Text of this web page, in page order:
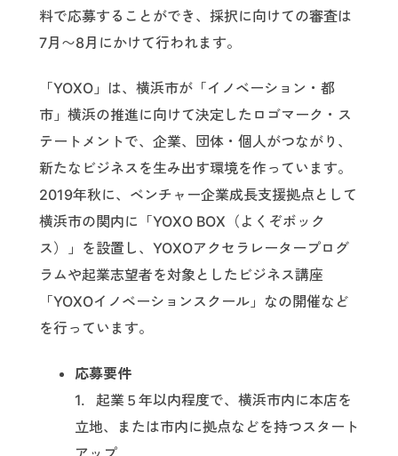
料で応募することができ、採択に向けての審査は
7月〜8月にかけて行われます。
「YOXO」は、横浜市が「イノベーション・都
市」横浜の推進に向けて決定したロゴマーク・ス
テートメントで、企業、団体・個人がつながり、
新たなビジネスを生み出す環境を作っています。
2019年秋に、ベンチャー企業成長支援拠点として
横浜市の関内に「YOXO BOX（よくぞボック
ス）」を設置し、YOXOアクセラレータープログ
ラムや起業志望者を対象としたビジネス講座
「YOXOイノベーションスクール」なの開催など
を行っています。
応募要件
1. 起業５年以内程度で、横浜市内に本店を
立地、または市内に拠点などを持つスタート